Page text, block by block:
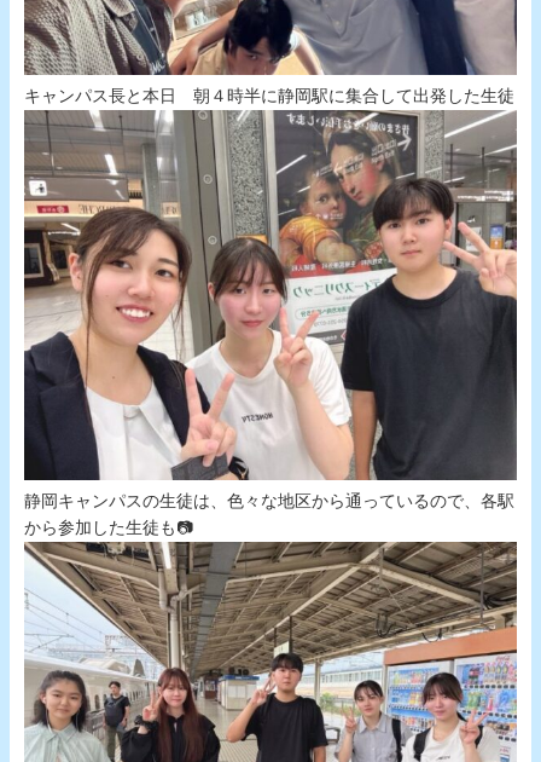
キャンパス長と本日 朝４時半に静岡駅に集合して出発した生徒
静岡キャンパスの生徒は、色々な地区から通っているので、各駅
から参加した生徒も📷